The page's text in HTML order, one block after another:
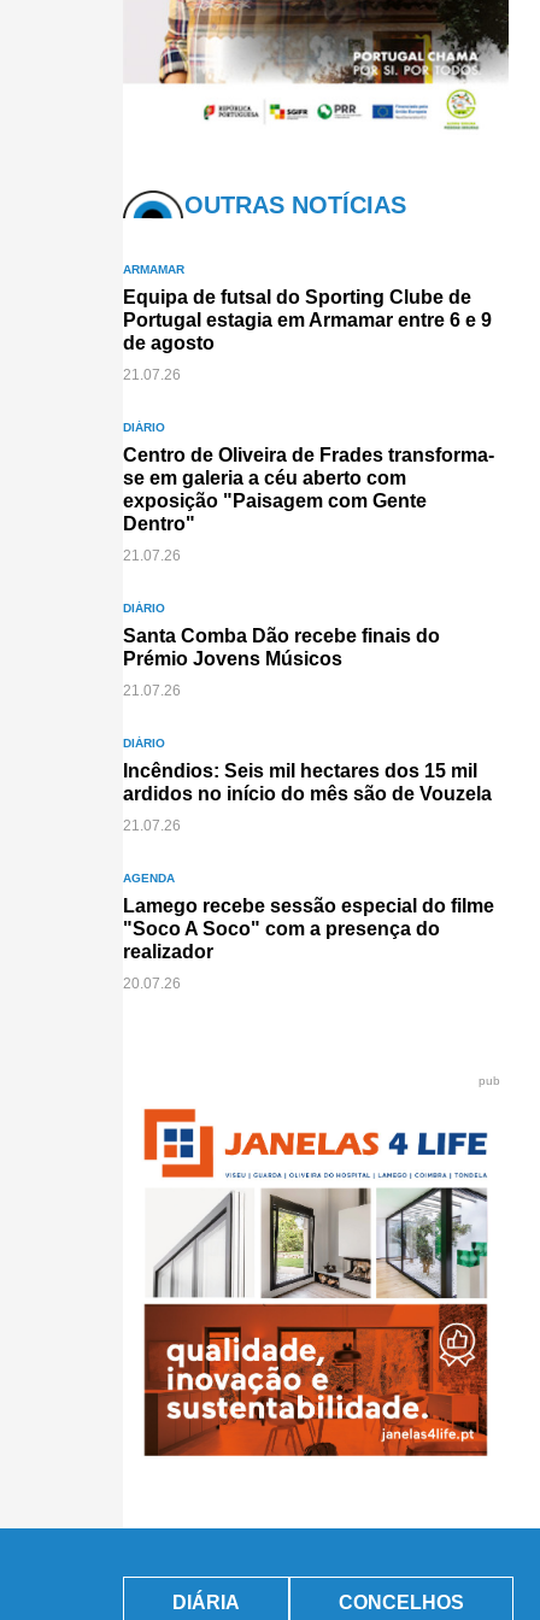
OUTRAS NOTÍCIAS
ARMAMAR
Equipa de futsal do Sporting Clube de
Portugal estagia em Armamar entre 6 e 9
de agosto
21.07.26
DIÁRIO
Centro de Oliveira de Frades transforma-
se em galeria a céu aberto com
exposição "Paisagem com Gente
Dentro"
21.07.26
DIÁRIO
Santa Comba Dão recebe finais do
Prémio Jovens Músicos
21.07.26
DIÁRIO
Incêndios: Seis mil hectares dos 15 mil
ardidos no início do mês são de Vouzela
21.07.26
AGENDA
Lamego recebe sessão especial do filme
"Soco A Soco" com a presença do
realizador
20.07.26
pub
DIÁRIA CONCELHOS